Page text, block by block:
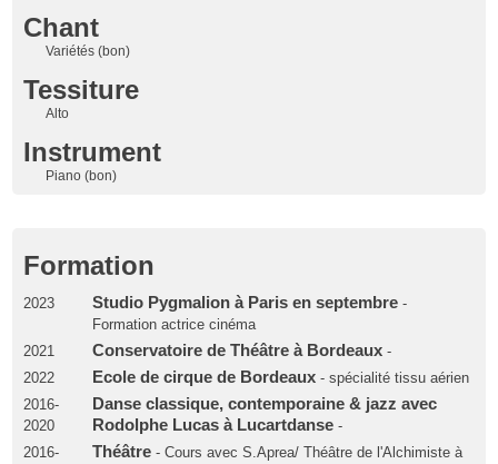
Chant
Variétés (bon)
Tessiture
Alto
Instrument
Piano (bon)
Formation
2023 Studio Pygmalion à Paris en septembre -
Formation actrice cinéma
2021
Conservatoire de Théâtre à Bordeaux-
2022
Ecole de cirque de Bordeaux- spécialité tissu aérien
2016-
2020
Danse classique, contemporaine & jazz avec
Rodolphe Lucas à Lucartdanse-
2016-
Théâtre- Cours avec S.Aprea/ Théâtre de l'Alchimiste à